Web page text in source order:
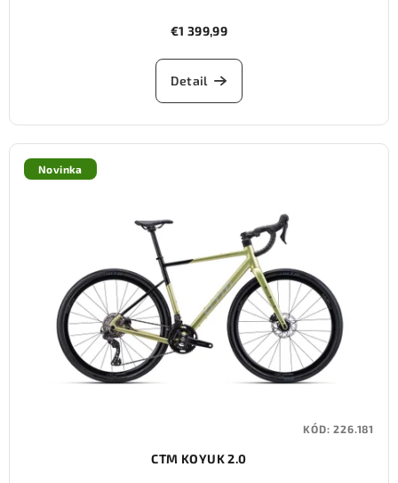
€1 399,99
Detail
Novinka
CTM KOYUK 2.0
KÓD:226.181